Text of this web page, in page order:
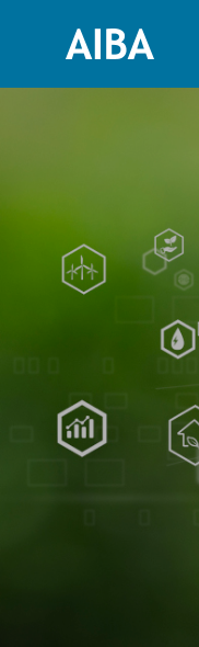
事業内容
SERVICE
企業情報
COMPANY